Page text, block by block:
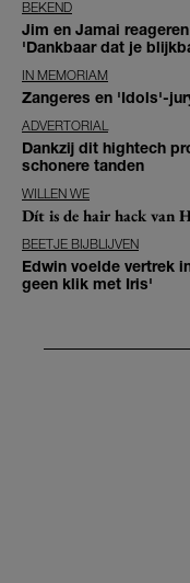
BEKEND
Jim en Jamai
'Dankbaar dat je
IN MEMORIAM
Zangeres en 'Idols'-
ADVERTORIAL
Dankzij dit hightech
schonere tanden
WILLEN WE
Dít is de hair hack van
BEETJE BIJBLIJVEN
Edwin voelde vertrek
geen klik met Iris'